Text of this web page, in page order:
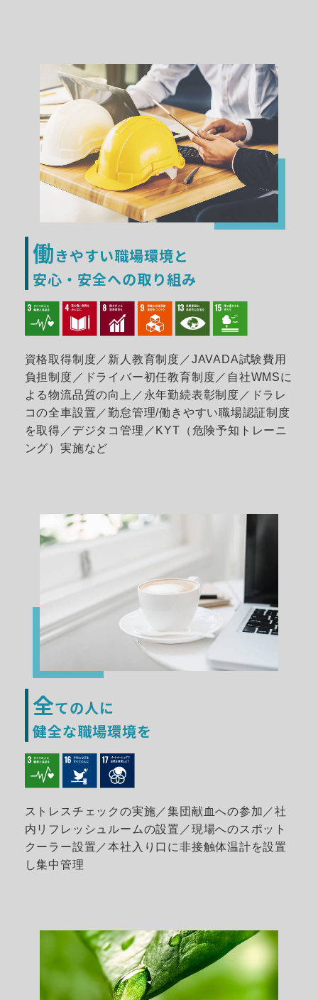
働きやすい職場環境と
安心・安全への取り組み
資格取得制度／新人教育制度／JAVADA試験費用
負担制度／ドライバー初任教育制度／自社WMSに
よる物流品質の向上／永年勤続表彰制度／ドラレ
コの全車設置／勤怠管理/働きやすい職場認証制度
を取得／デジタコ管理／KYT（危険予知トレーニ
ング）実施など
全ての人に
健全な職場環境を
ストレスチェックの実施／集団献血への参加／社
内リフレッシュルームの設置／現場へのスポット
クーラー設置／本社入り口に非接触体温計を設置
し集中管理